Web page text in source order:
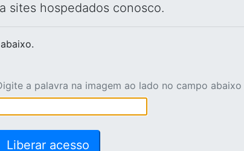
sites hospedados conosco.
a palavra na imagem ao lado no campo abaixo